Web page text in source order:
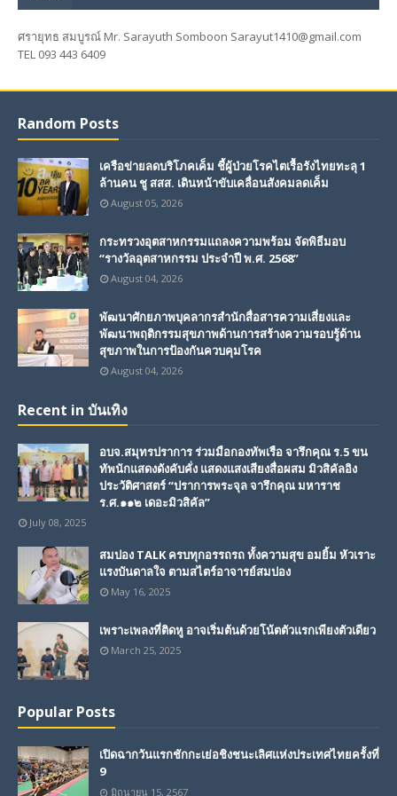
ศรายุทธ สมบูรณ์ Mr. Sarayuth Somboon Sarayut1410@gmail.com
TEL 093 443 6409
Random Posts
เครือข่ายลดบริโภคเค็ม ชี้ผู้ป่วยโรคไตเรื้อรังไทยทะลุ 1
ล้านคน ชู สสส. เดินหน้าขับเคลื่อนสังคมลดเค็ม
August 05, 2026
กระทรวงอุตสาหกรรมแถลงความพร้อม จัดพิธีมอบ
“รางวัลอุตสาหกรรม ประจำปี พ.ศ. 2568”
August 04, 2026
พัฒนาศักยภาพบุคลากรสำนักสื่อสารความเสี่ยงและ
พัฒนาพฤติกรรมสุขภาพด้านการสร้างความรอบรู้ด้าน
สุขภาพในการป้องกันควบคุมโรค
August 04, 2026
Recent in บันเทิง
อบจ.สมุทรปราการ ร่วมมือกองทัพเรือ จารึกคุณ ร.5 ขน
ทัพนักแสดงดังคับคั่ง แสดงแสงเสียงสื่อผสม มิวสิคัลอิง
ประวัติศาสตร์ “ปราการพระจุล จารึกคุณ มหาราช
ร.ศ.๑๑๒ เดอะมิวสิคัล”
July 08, 2025
สมปอง TALK ครบทุกอรรถรถ ทั้งความสุข อมยิ้ม หัวเราะ
แรงบันดาลใจ ตามสไตร์อาจารย์สมปอง
May 16, 2025
เพราะเพลงที่ติดหู อาจเริ่มต้นด้วยโน้ตตัวแรกเพียงตัวเดียว
March 25, 2025
Popular Posts
เปิดฉากวันแรกชักกะเย่อชิงชนะเลิศแห่งประเทศไทยครั้งที่
9
มิถุนายน 15, 2567